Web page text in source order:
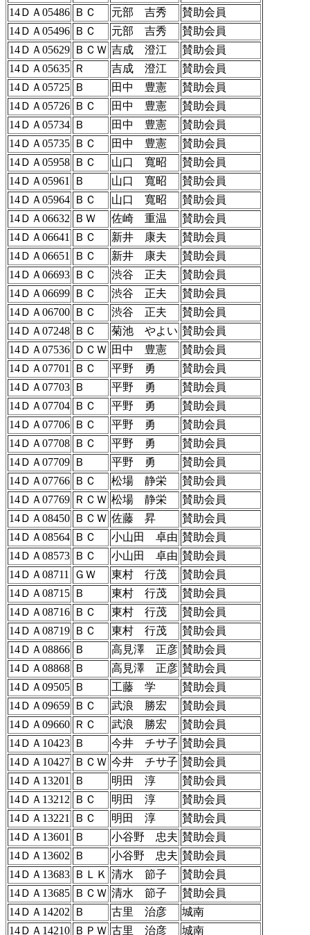
14ＤＡ05486 ＢＣ 元部 吉秀
賛助会員
14ＤＡ05496 ＢＣ 元部 吉秀
賛助会員
14ＤＡ05629 ＢＣＷ 吉成 澄江
賛助会員
14ＤＡ05635 Ｒ 吉成 澄江
賛助会員
14ＤＡ05725 Ｂ 田中 豊憲
賛助会員
14ＤＡ05726 ＢＣ 田中 豊憲
賛助会員
14ＤＡ05734 Ｂ 田中 豊憲
賛助会員
14ＤＡ05735 ＢＣ 田中 豊憲
賛助会員
14ＤＡ05958 ＢＣ 山口 寬昭
賛助会員
14ＤＡ05961
Ｂ 山口 寬昭
賛助会員
14ＤＡ05964 ＢＣ 山口 寬昭
賛助会員
14ＤＡ06632
ＢＷ 佐崎 重温
賛助会員
14ＤＡ06641
ＢＣ 新井 康夫
賛助会員
14ＤＡ06651
ＢＣ 新井 康夫
賛助会員
14ＤＡ06693 ＢＣ 渋谷 正夫
賛助会員
14ＤＡ06699 ＢＣ 渋谷 正夫
賛助会員
14ＤＡ06700 ＢＣ 渋谷 正夫
賛助会員
14ＤＡ07248 ＢＣ 菊池 やよい 賛助会員
14ＤＡ07536 ＤＣＷ 田中 豊憲
賛助会員
14ＤＡ07701
ＢＣ 平野 勇
賛助会員
14ＤＡ07703 Ｂ 平野 勇
賛助会員
14ＤＡ07704 ＢＣ 平野 勇
賛助会員
14ＤＡ07706 ＢＣ 平野 勇
賛助会員
14ＤＡ07708 ＢＣ 平野 勇
賛助会員
14ＤＡ07709 Ｂ 平野 勇
賛助会員
14ＤＡ07766 ＢＣ 松場 静栄
賛助会員
14ＤＡ07769 ＲＣＷ 松場 静栄
賛助会員
14ＤＡ08450 ＢＣＷ 佐藤 昇
賛助会員
14ＤＡ08564 ＢＣ 小山田 卓由 賛助会員
14ＤＡ08573 ＢＣ 小山田 卓由 賛助会員
14ＤＡ08711
ＧＷ 東村 行茂
賛助会員
14ＤＡ08715 Ｂ 東村 行茂
賛助会員
14ＤＡ08716 ＢＣ 東村 行茂
賛助会員
14ＤＡ08719 ＢＣ 東村 行茂
賛助会員
14ＤＡ08866 Ｂ 高見澤 正彦 賛助会員
14ＤＡ08868 Ｂ 高見澤 正彦 賛助会員
14ＤＡ09505 Ｂ 工藤 学
賛助会員
14ＤＡ09659 ＢＣ 武浪 勝宏
賛助会員
14ＤＡ09660 ＲＣ 武浪 勝宏
賛助会員
14ＤＡ10423 Ｂ 今井 チサ子 賛助会員
14ＤＡ10427 ＢＣＷ 今井 チサ子 賛助会員
14ＤＡ13201
Ｂ 明田 淳
賛助会員
14ＤＡ13212
ＢＣ 明田 淳
賛助会員
14ＤＡ13221
ＢＣ 明田 淳
賛助会員
14ＤＡ13601
Ｂ 小谷野 忠夫 賛助会員
14ＤＡ13602
Ｂ 小谷野 忠夫 賛助会員
14ＤＡ13683 ＢＬＫ 清水 節子
賛助会員
14ＤＡ13685 ＢＣＷ 清水 節子
賛助会員
14ＤＡ14202
Ｂ 古里 治彦
城南
14ＤＡ14210 ＢＰＷ 古里 治彦 城南